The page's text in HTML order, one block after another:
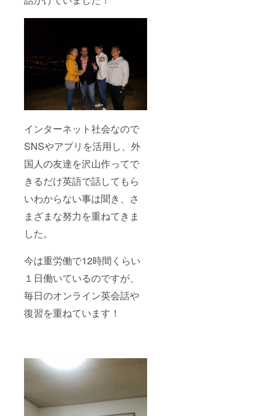
インターネット社会なので
SNSやアプリを活用し、外
国人の友達を沢山作ってで
きるだけ英語で話してもら
いわからない事は聞き、さ
まざまな努力を重ねてきま
した。
今は重労働で12時間くらい
１日働いているのですが、
毎日のオンライン英会話や
復習を重ねています！